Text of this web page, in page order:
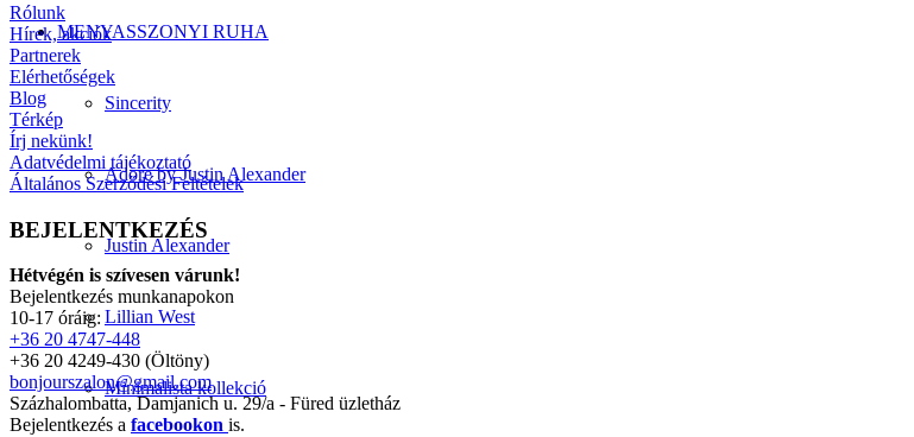
MENYASSZONYI RUHA
Sincerity
Adore by Justin Alexander
Justin Alexander
Lillian West
Minimalista kollekció
Rólunk
Hírek, akciók
Partnerek
Elérhetőségek
Blog
Térkép
Írj nekünk!
Adatvédelmi tájékoztató
Általános Szerződési Feltételek
BEJELENTKEZÉS
Hétvégén is szívesen várunk!
Bejelentkezés munkanapokon
10-17 óráig:
+36 20 4747-448
+36 20 4249-430 (Öltöny)
bonjourszalon@gmail.com
Százhalombatta, Damjanich u. 29/a - Füred üzletház
Bejelentkezés a facebookon is.